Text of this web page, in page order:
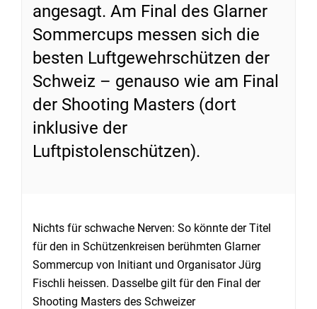
angesagt. Am Final des Glarner
Sommercups messen sich die
besten Luftgewehrschützen der
Schweiz – genauso wie am Final
der Shooting Masters (dort
inklusive der
Luftpistolenschützen).
Nichts für schwache Nerven: So könnte der Titel
für den in Schützenkreisen berühmten Glarner
Sommercup von Initiant und Organisator Jürg
Fischli heissen. Dasselbe gilt für den Final der
Shooting Masters des Schweizer